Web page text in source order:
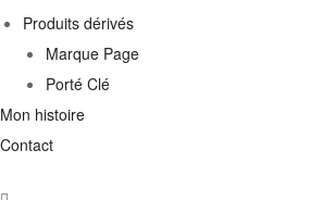
Produits dérivés
Marque Page
Porté Clé
Mon histoire
Contact